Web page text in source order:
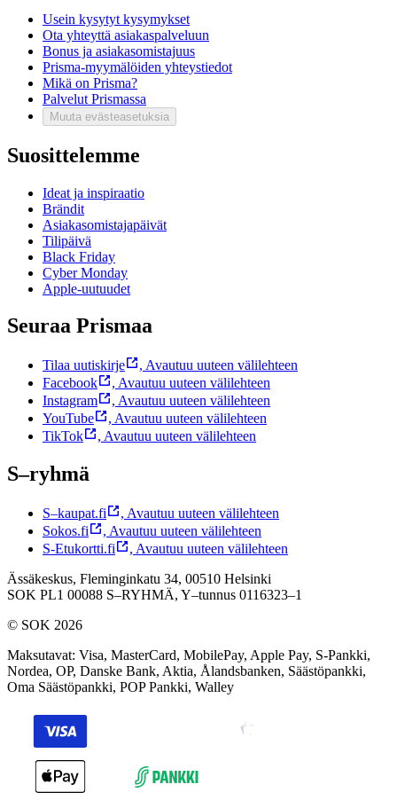
Usein kysytyt kysymykset
Ota yhteyttä asiakaspalveluun
Bonus ja asiakasomistajuus
Prisma-myymälöiden yhteystiedot
Mikä on Prisma?
Palvelut Prismassa
Muuta evästeasetuksia
Suosittelemme
Ideat ja inspiraatio
Brändit
Asiakasomistajapäivät
Tilipäivä
Black Friday
Cyber Monday
Apple-uutuudet
Seuraa Prismaa
Tilaa uutiskirje , Avautuu uuteen välilehteen
Facebook
, Avautuu uuteen välilehteen
Instagram
, Avautuu uuteen välilehteen
YouTube
, Avautuu uuteen välilehteen
TikTok
, Avautuu uuteen välilehteen
S–ryhmä
S–kaupat.fi , Avautuu uuteen välilehteen
Sokos.fi
, Avautuu uuteen välilehteen
S-Etukortti.fi
, Avautuu uuteen välilehteen
Ässäkeskus, Fleminginkatu 34, 00510 Helsinki
SOK PL1 00088 S–RYHMÄ, Y–tunnus 0116323–1
© SOK 2026
Maksutavat: Visa, MasterCard, MobilePay, Apple Pay, S-Pankki,
Nordea, OP, Danske Bank, Aktia, Ålandsbanken, Säästöpankki,
Oma Säästöpankki, POP Pankki, Walley